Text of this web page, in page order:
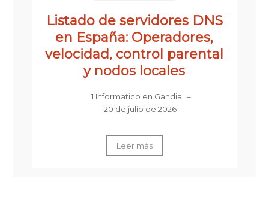
Listado de servidores DNS
en España: Operadores,
velocidad, control parental
y nodos locales
1 Informatico en Gandia –
20 de julio de 2026
Leer más